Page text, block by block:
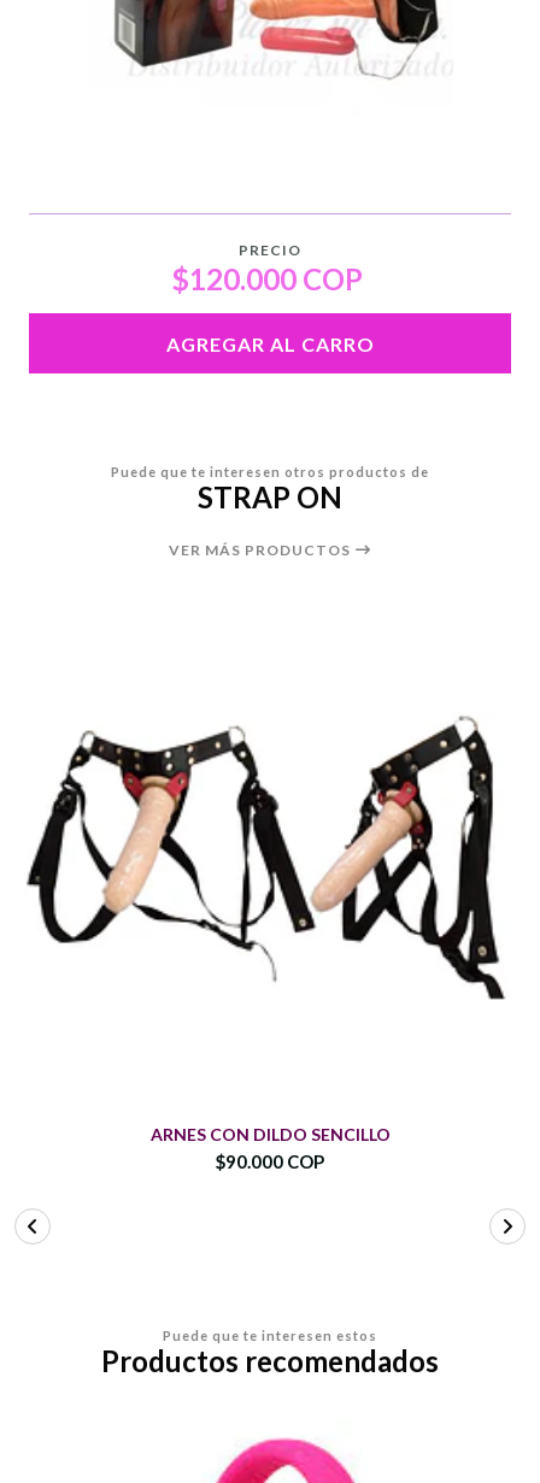
PRECIO
$120.000 COP
AGREGAR AL CARRO
Puede que te interesen otros productos de
STRAP ON
VER MÁS PRODUCTOS
ARNES CON DILDO SENCILLO
$90.000 COP
Puede que te interesen estos
Productos recomendados